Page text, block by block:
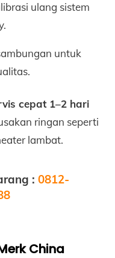
ulang sistem
untuk
cepat 1–2 hari
ringan seperti
lambat.
: 0812-
China